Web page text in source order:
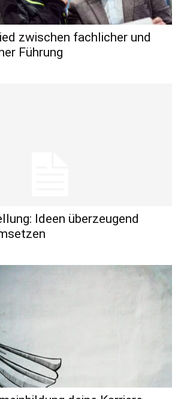
zwischen fachlicher und
Führung
Ideen überzeugend